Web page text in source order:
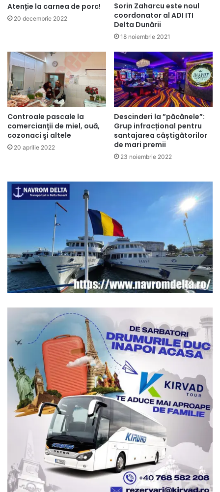
Atenție la carnea de porc!
20 decembrie 2022
Sorin Zaharcu este noul
coordonator al ADI ITI
Delta Dunării
18 noiembrie 2021
Controale pascale la
comercianţii de miel, ouă,
cozonaci şi altele
20 aprilie 2022
Descinderi la ”păcănele”:
Grup infracțional pentru
santajarea câștigătorilor
de mari premii
23 noiembrie 2022